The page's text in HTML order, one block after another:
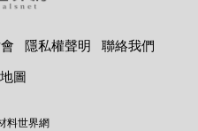
隱私權聲明
聯絡我們
圖
料世界網